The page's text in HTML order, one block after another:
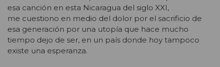
esa canción en esta Nicaragua del siglo XXI,
me cuestiono en medio del dolor por el sacrificio de
esa generación por una utopía que hace mucho
tiempo dejo de ser, en un país donde hoy tampoco
existe una esperanza.